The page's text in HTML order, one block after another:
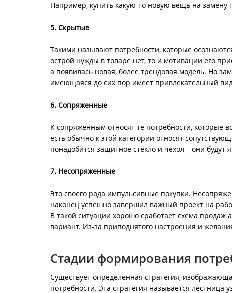
Например, купить какую-то новую вещь на замену
5. Скрытые
Такими называют потребности, которые
острой нужды в товаре нет, то и мотивации его
а появилась новая, более трендовая модель. Но
имеющаяся до сих пор имеет привлекательный
6. Сопряженные
К сопряженным относят те потребности, которые
есть обычно к этой категории относят
понадобится защитное стекло и чехол – они будут
7. Несопряженные
Это своего рода импульсивные покупки.
наконец успешно завершил важный проект на
В такой ситуации хорошо сработает схема
вариант. Из-за приподнятого настроения и
Стадии формирования
Существует определенная стратегия,
потребности. Эта стратегия называется лестница